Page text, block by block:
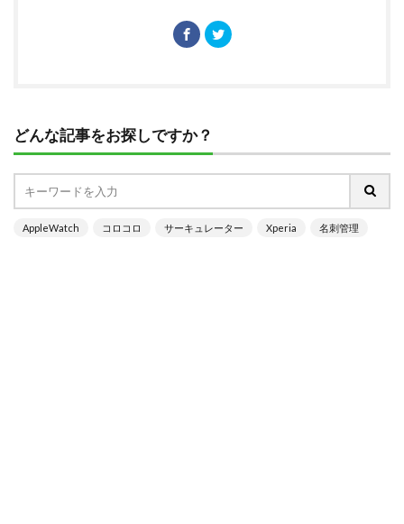
どんな記事をお探しですか？
AppleWatch コロコロ サーキュレーター Xperia 名刺管理